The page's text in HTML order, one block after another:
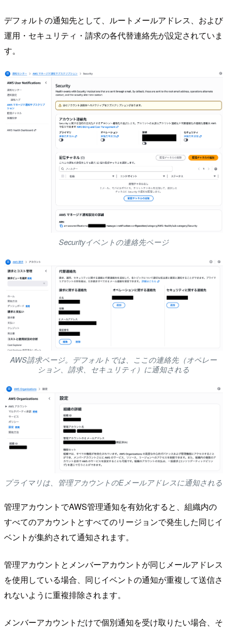
デフォルトの通知先として、ルートメールアドレス、および
運用・セキュリティ・請求の各代替連絡先が設定されていま
す。
Securityイベントの連絡先ページ
AWS請求ページ。デフォルトでは、ここの連絡先（オペレー
ション、請求、セキュリティ）に通知される
プライマリは、管理アカウントのEメールアドレスに通知される
管理アカウントでAWS管理通知を有効化すると、組織内の
すべてのアカウントとすべてのリージョンで発生した同じイ
ベントが集約されて通知されます。
管理アカウントとメンバーアカウントが同じメールアドレス
を使用している場合、同じイベントの通知が重複して送信さ
れないように重複排除されます。
メンバーアカウントだけで個別通知を受け取りたい場合、そ